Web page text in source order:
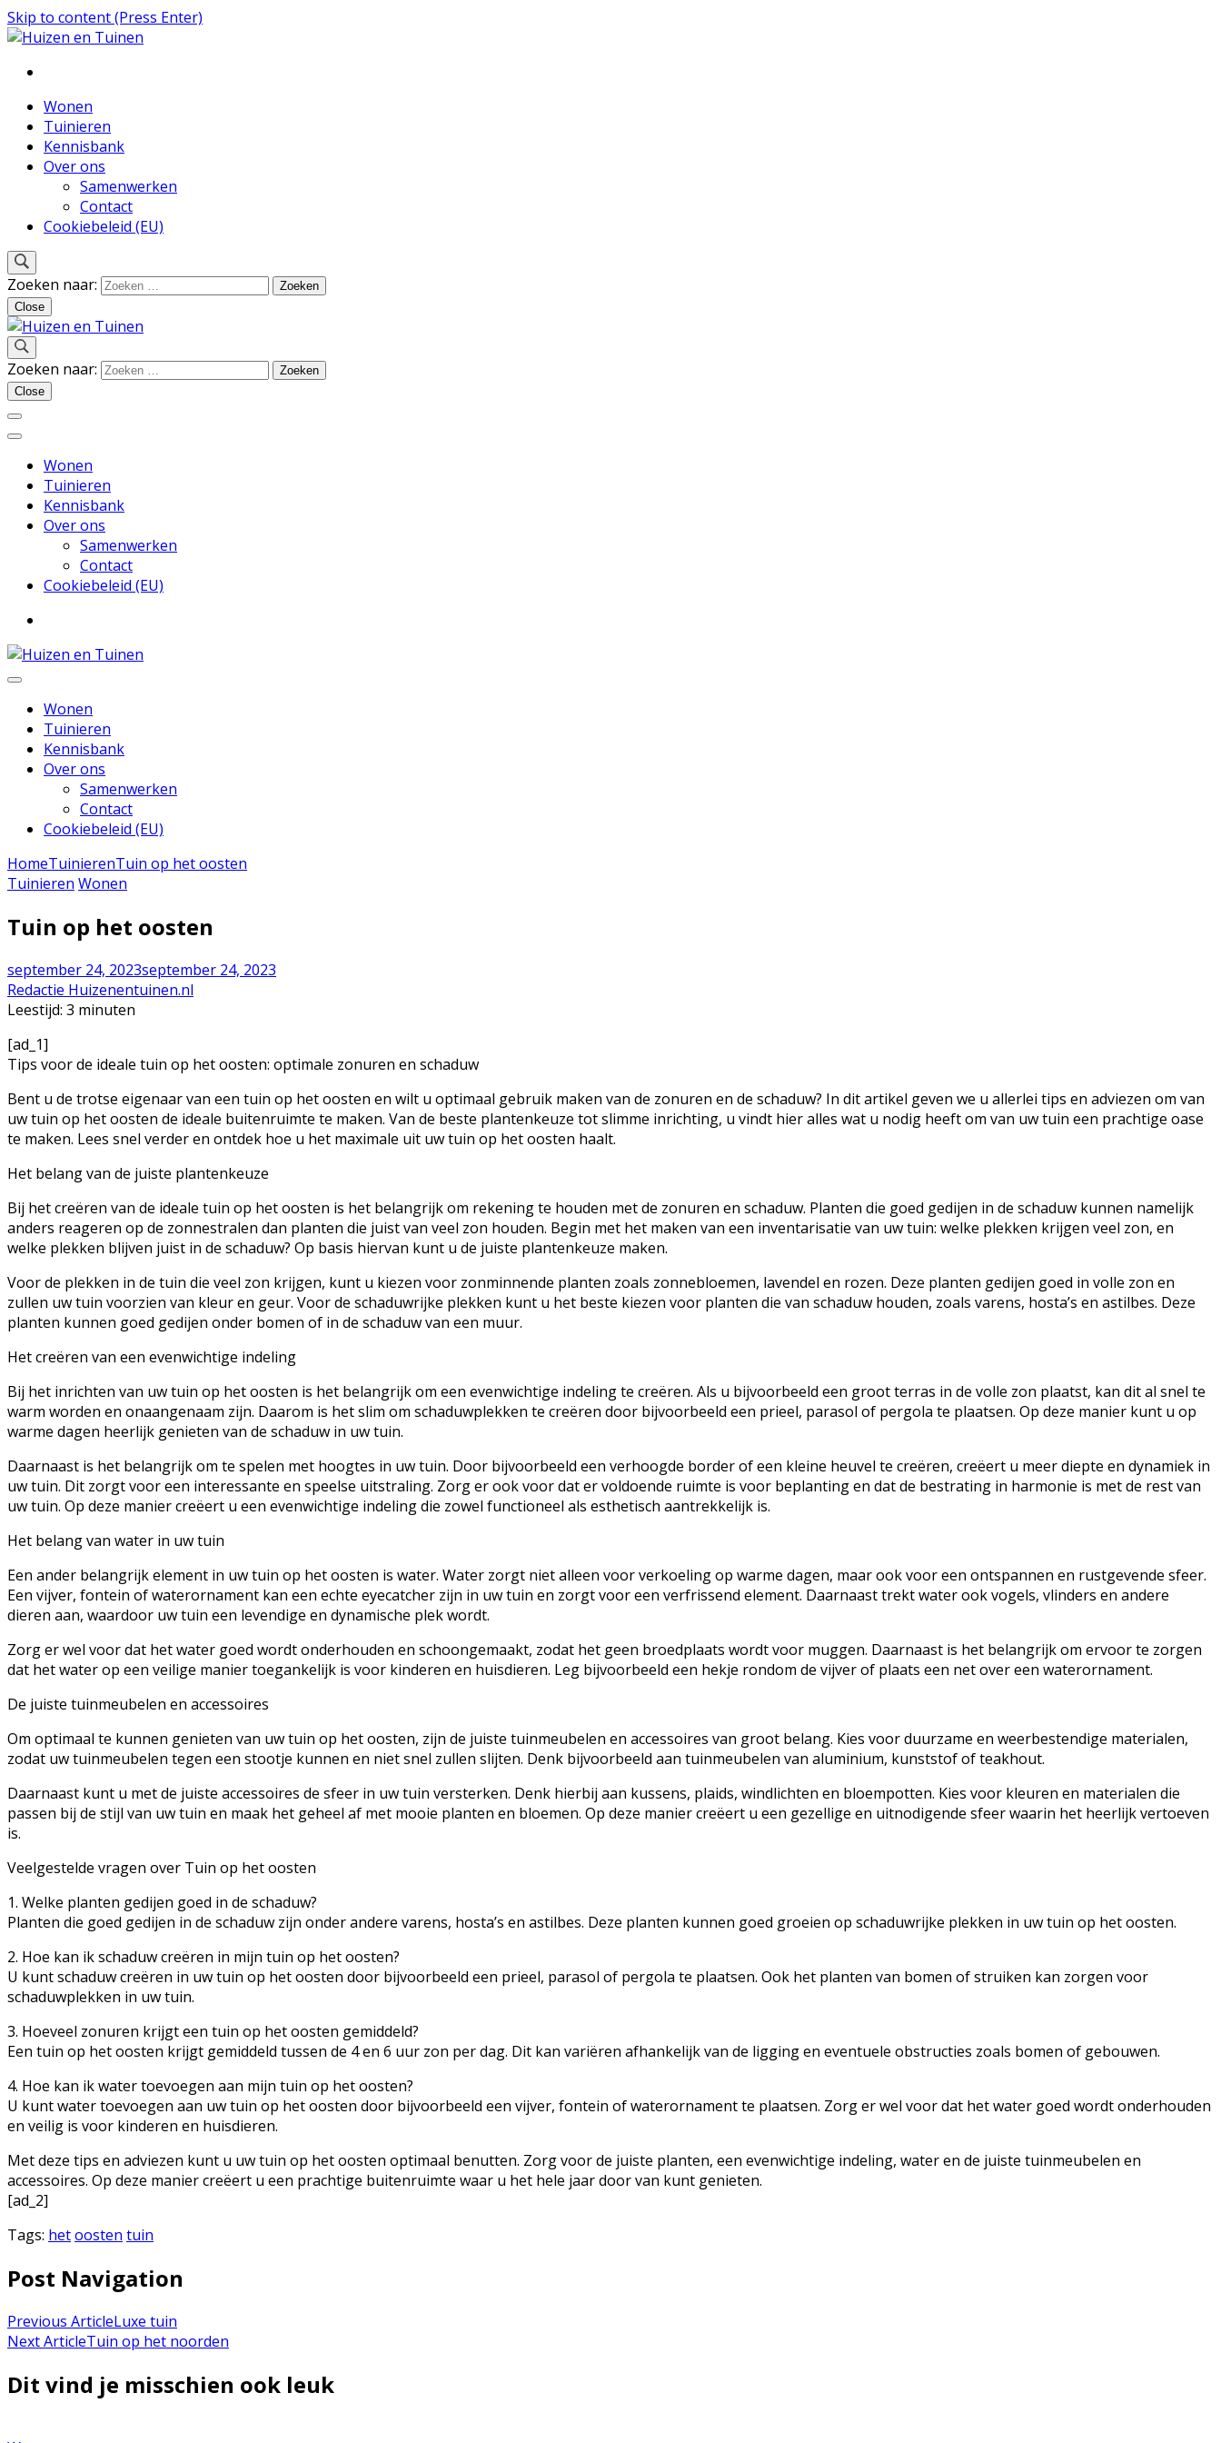
Skip to content (Press Enter)
Huizen en Tuinen
Inspiratie voor wonen en tuinieren
Wonen
Tuinieren
Kennisbank
Over ons
Samenwerken
Contact
Cookiebeleid (EU)
Zoeken naar:
Close
Huizen en Tuinen
Inspiratie voor wonen en tuinieren
Zoeken naar:
Close
Wonen
Tuinieren
Kennisbank
Over ons
Samenwerken
Contact
Cookiebeleid (EU)
Huizen en Tuinen
Inspiratie voor wonen en tuinieren
Wonen
Tuinieren
Kennisbank
Over ons
Samenwerken
Contact
Cookiebeleid (EU)
HomeTuinierenTuin op het oosten
Tuinieren Wonen
Tuin op het oosten
september 24, 2023september 24, 2023
Redactie Huizenentuinen.nl
Leestijd: 3 minuten
[ad_1]
Tips voor de ideale tuin op het oosten: optimale zonuren en schaduw
Bent u de trotse eigenaar van een tuin op het oosten en wilt u optimaal gebruik maken van de zonuren en de schaduw? In dit artikel geven we u allerlei tips en adviezen om van
uw tuin op het oosten de ideale buitenruimte te maken. Van de beste plantenkeuze tot slimme inrichting, u vindt hier alles wat u nodig heeft om van uw tuin een prachtige oase
te maken. Lees snel verder en ontdek hoe u het maximale uit uw tuin op het oosten haalt.
Het belang van de juiste plantenkeuze
Bij het creëren van de ideale tuin op het oosten is het belangrijk om rekening te houden met de zonuren en schaduw. Planten die goed gedijen in de schaduw kunnen namelijk
anders reageren op de zonnestralen dan planten die juist van veel zon houden. Begin met het maken van een inventarisatie van uw tuin: welke plekken krijgen veel zon, en
welke plekken blijven juist in de schaduw? Op basis hiervan kunt u de juiste plantenkeuze maken.
Voor de plekken in de tuin die veel zon krijgen, kunt u kiezen voor zonminnende planten zoals zonnebloemen, lavendel en rozen. Deze planten gedijen goed in volle zon en
zullen uw tuin voorzien van kleur en geur. Voor de schaduwrijke plekken kunt u het beste kiezen voor planten die van schaduw houden, zoals varens, hosta’s en astilbes. Deze
planten kunnen goed gedijen onder bomen of in de schaduw van een muur.
Het creëren van een evenwichtige indeling
Bij het inrichten van uw tuin op het oosten is het belangrijk om een evenwichtige indeling te creëren. Als u bijvoorbeeld een groot terras in de volle zon plaatst, kan dit al snel te
warm worden en onaangenaam zijn. Daarom is het slim om schaduwplekken te creëren door bijvoorbeeld een prieel, parasol of pergola te plaatsen. Op deze manier kunt u op
warme dagen heerlijk genieten van de schaduw in uw tuin.
Daarnaast is het belangrijk om te spelen met hoogtes in uw tuin. Door bijvoorbeeld een verhoogde border of een kleine heuvel te creëren, creëert u meer diepte en dynamiek in
uw tuin. Dit zorgt voor een interessante en speelse uitstraling. Zorg er ook voor dat er voldoende ruimte is voor beplanting en dat de bestrating in harmonie is met de rest van
uw tuin. Op deze manier creëert u een evenwichtige indeling die zowel functioneel als esthetisch aantrekkelijk is.
Het belang van water in uw tuin
Een ander belangrijk element in uw tuin op het oosten is water. Water zorgt niet alleen voor verkoeling op warme dagen, maar ook voor een ontspannen en rustgevende sfeer.
Een vijver, fontein of waterornament kan een echte eyecatcher zijn in uw tuin en zorgt voor een verfrissend element. Daarnaast trekt water ook vogels, vlinders en andere
dieren aan, waardoor uw tuin een levendige en dynamische plek wordt.
Zorg er wel voor dat het water goed wordt onderhouden en schoongemaakt, zodat het geen broedplaats wordt voor muggen. Daarnaast is het belangrijk om ervoor te zorgen
dat het water op een veilige manier toegankelijk is voor kinderen en huisdieren. Leg bijvoorbeeld een hekje rondom de vijver of plaats een net over een waterornament.
De juiste tuinmeubelen en accessoires
Om optimaal te kunnen genieten van uw tuin op het oosten, zijn de juiste tuinmeubelen en accessoires van groot belang. Kies voor duurzame en weerbestendige materialen,
zodat uw tuinmeubelen tegen een stootje kunnen en niet snel zullen slijten. Denk bijvoorbeeld aan tuinmeubelen van aluminium, kunststof of teakhout.
Daarnaast kunt u met de juiste accessoires de sfeer in uw tuin versterken. Denk hierbij aan kussens, plaids, windlichten en bloempotten. Kies voor kleuren en materialen die
passen bij de stijl van uw tuin en maak het geheel af met mooie planten en bloemen. Op deze manier creëert u een gezellige en uitnodigende sfeer waarin het heerlijk vertoeven
is.
Veelgestelde vragen over Tuin op het oosten
1. Welke planten gedijen goed in de schaduw?
Planten die goed gedijen in de schaduw zijn onder andere varens, hosta’s en astilbes. Deze planten kunnen goed groeien op schaduwrijke plekken in uw tuin op het oosten.
2. Hoe kan ik schaduw creëren in mijn tuin op het oosten?
U kunt schaduw creëren in uw tuin op het oosten door bijvoorbeeld een prieel, parasol of pergola te plaatsen. Ook het planten van bomen of struiken kan zorgen voor
schaduwplekken in uw tuin.
3. Hoeveel zonuren krijgt een tuin op het oosten gemiddeld?
Een tuin op het oosten krijgt gemiddeld tussen de 4 en 6 uur zon per dag. Dit kan variëren afhankelijk van de ligging en eventuele obstructies zoals bomen of gebouwen.
4. Hoe kan ik water toevoegen aan mijn tuin op het oosten?
U kunt water toevoegen aan uw tuin op het oosten door bijvoorbeeld een vijver, fontein of waterornament te plaatsen. Zorg er wel voor dat het water goed wordt onderhouden
en veilig is voor kinderen en huisdieren.
Met deze tips en adviezen kunt u uw tuin op het oosten optimaal benutten. Zorg voor de juiste planten, een evenwichtige indeling, water en de juiste tuinmeubelen en
accessoires. Op deze manier creëert u een prachtige buitenruimte waar u het hele jaar door van kunt genieten.
[ad_2]
Tags: hetoosten tuin
Post Navigation
Previous ArticleLuxe tuin
Next ArticleTuin op het noorden
Dit vind je misschien ook leuk